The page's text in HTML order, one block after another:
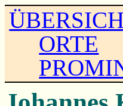
ORTE